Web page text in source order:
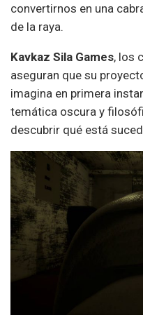
convertirnos en una
de la raya.
Kavkaz Sila Games, los
aseguran que su
imagina en primera
temática oscura y
descubrir qué está